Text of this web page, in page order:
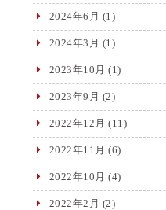
2024年6月 (1)
2024年3月 (1)
2023年10月 (1)
2023年9月 (2)
2022年12月 (11)
2022年11月 (6)
2022年10月 (4)
2022年2月 (2)